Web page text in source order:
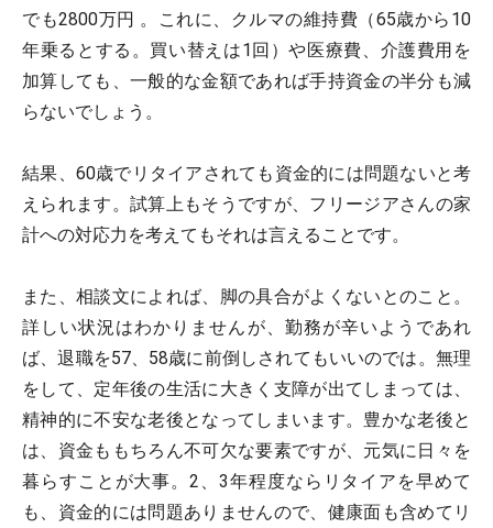
でも2800万円 。これに、クルマの維持費（65歳から10
年乗るとする。買い替えは1回）や医療費、介護費用を
加算しても、一般的な金額であれば手持資金の半分も減
らないでしょう。
結果、60歳でリタイアされても資金的には問題ないと考
えられます。試算上もそうですが、フリージアさんの家
計への対応力を考えてもそれは言えることです。
また、相談文によれば、脚の具合がよくないとのこと。
詳しい状況はわかりませんが、勤務が辛いようであれ
ば、退職を57、58歳に前倒しされてもいいのでは。無理
をして、定年後の生活に大きく支障が出てしまっては、
精神的に不安な老後となってしまいます。豊かな老後と
は、資金ももちろん不可欠な要素ですが、元気に日々を
暮らすことが大事。2、3年程度ならリタイアを早めて
も、資金的には問題ありませんので、健康面も含めてリ